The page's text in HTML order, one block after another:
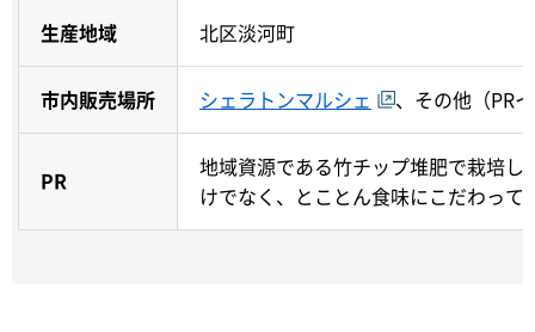
生産地域 北区淡河町
市内販売場所 シェラトンマルシェ 、その他（PR
PR
地域資源である竹チップ堆肥で栽培し
けでなく、とことん食味にこだわって